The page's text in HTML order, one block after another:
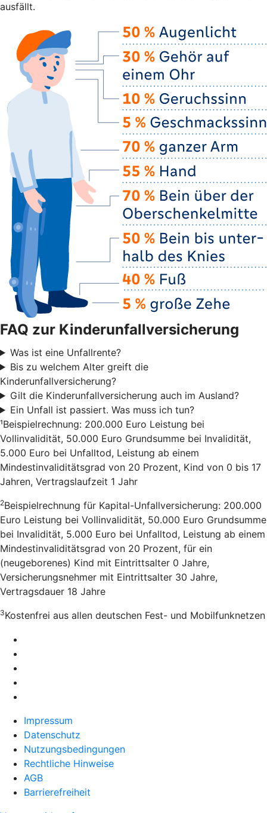
ausfällt.
FAQ zur Kinderunfallversicherung
Was ist eine Unfallrente?
Bis zu welchem Alter greift die
Kinderunfallversicherung?
Gilt die Kinderunfallversicherung auch im Ausland?
Ein Unfall ist passiert. Was muss ich tun?
¹Beispielrechnung: 200.000 Euro Leistung bei
Vollinvalidität, 50.000 Euro Grundsumme bei Invalidität,
5.000 Euro bei Unfalltod, Leistung ab einem
Mindestinvaliditätsgrad von 20 Prozent, Kind von 0 bis 17
Jahren, Vertragslaufzeit 1 Jahr
2Beispielrechnung für Kapital-Unfallversicherung: 200.000
Euro Leistung bei Vollinvalidität, 50.000 Euro Grundsumme
bei Invalidität, 5.000 Euro bei Unfalltod, Leistung ab einem
Mindestinvaliditätsgrad von 20 Prozent, für ein
(neugeborenes) Kind mit Eintrittsalter 0 Jahre,
Versicherungsnehmer mit Eintrittsalter 30 Jahre,
Vertragsdauer 18 Jahre
3Kostenfrei aus allen deutschen Fest- und Mobilfunknetzen
Impressum
Datenschutz
Nutzungsbedingungen
Rechtliche Hinweise
AGB
Barrierefreiheit